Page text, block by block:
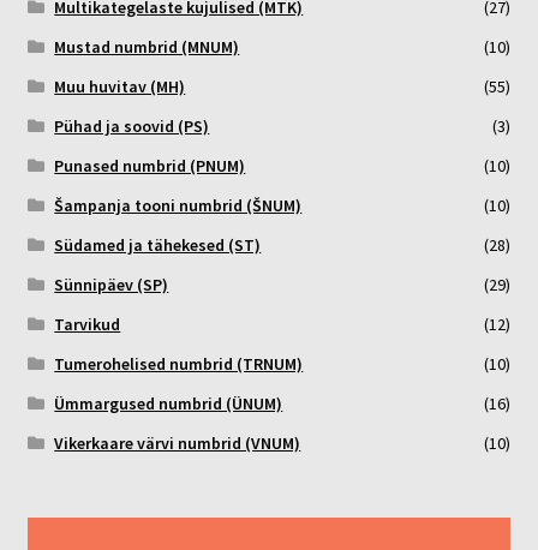
Multikategelaste kujulised (MTK)
(27)
Mustad numbrid (MNUM)
(10)
Muu huvitav (MH)
(55)
Pühad ja soovid (PS)
(3)
Punased numbrid (PNUM)
(10)
Šampanja tooni numbrid (ŠNUM)
(10)
Südamed ja tähekesed (ST)
(28)
Sünnipäev (SP)
(29)
Tarvikud
(12)
Tumerohelised numbrid (TRNUM)
(10)
Ümmargused numbrid (ÜNUM)
(16)
Vikerkaare värvi numbrid (VNUM)
(10)